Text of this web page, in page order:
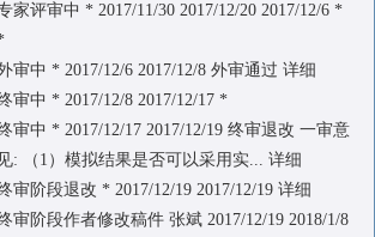
家评审中 * 2017/11/30 2017/12/20 2017/12/6 *
审中 * 2017/12/6 2017/12/8 外审通过 详细
审中 * 2017/12/8 2017/12/17 *
审中 * 2017/12/17 2017/12/19 终审退改 一审意
见: （1）模拟结果是否可以采用实... 详细
审阶段退改 * 2017/12/19 2017/12/19 详细
审阶段作者修改稿件 张斌 2017/12/19 2018/1/8